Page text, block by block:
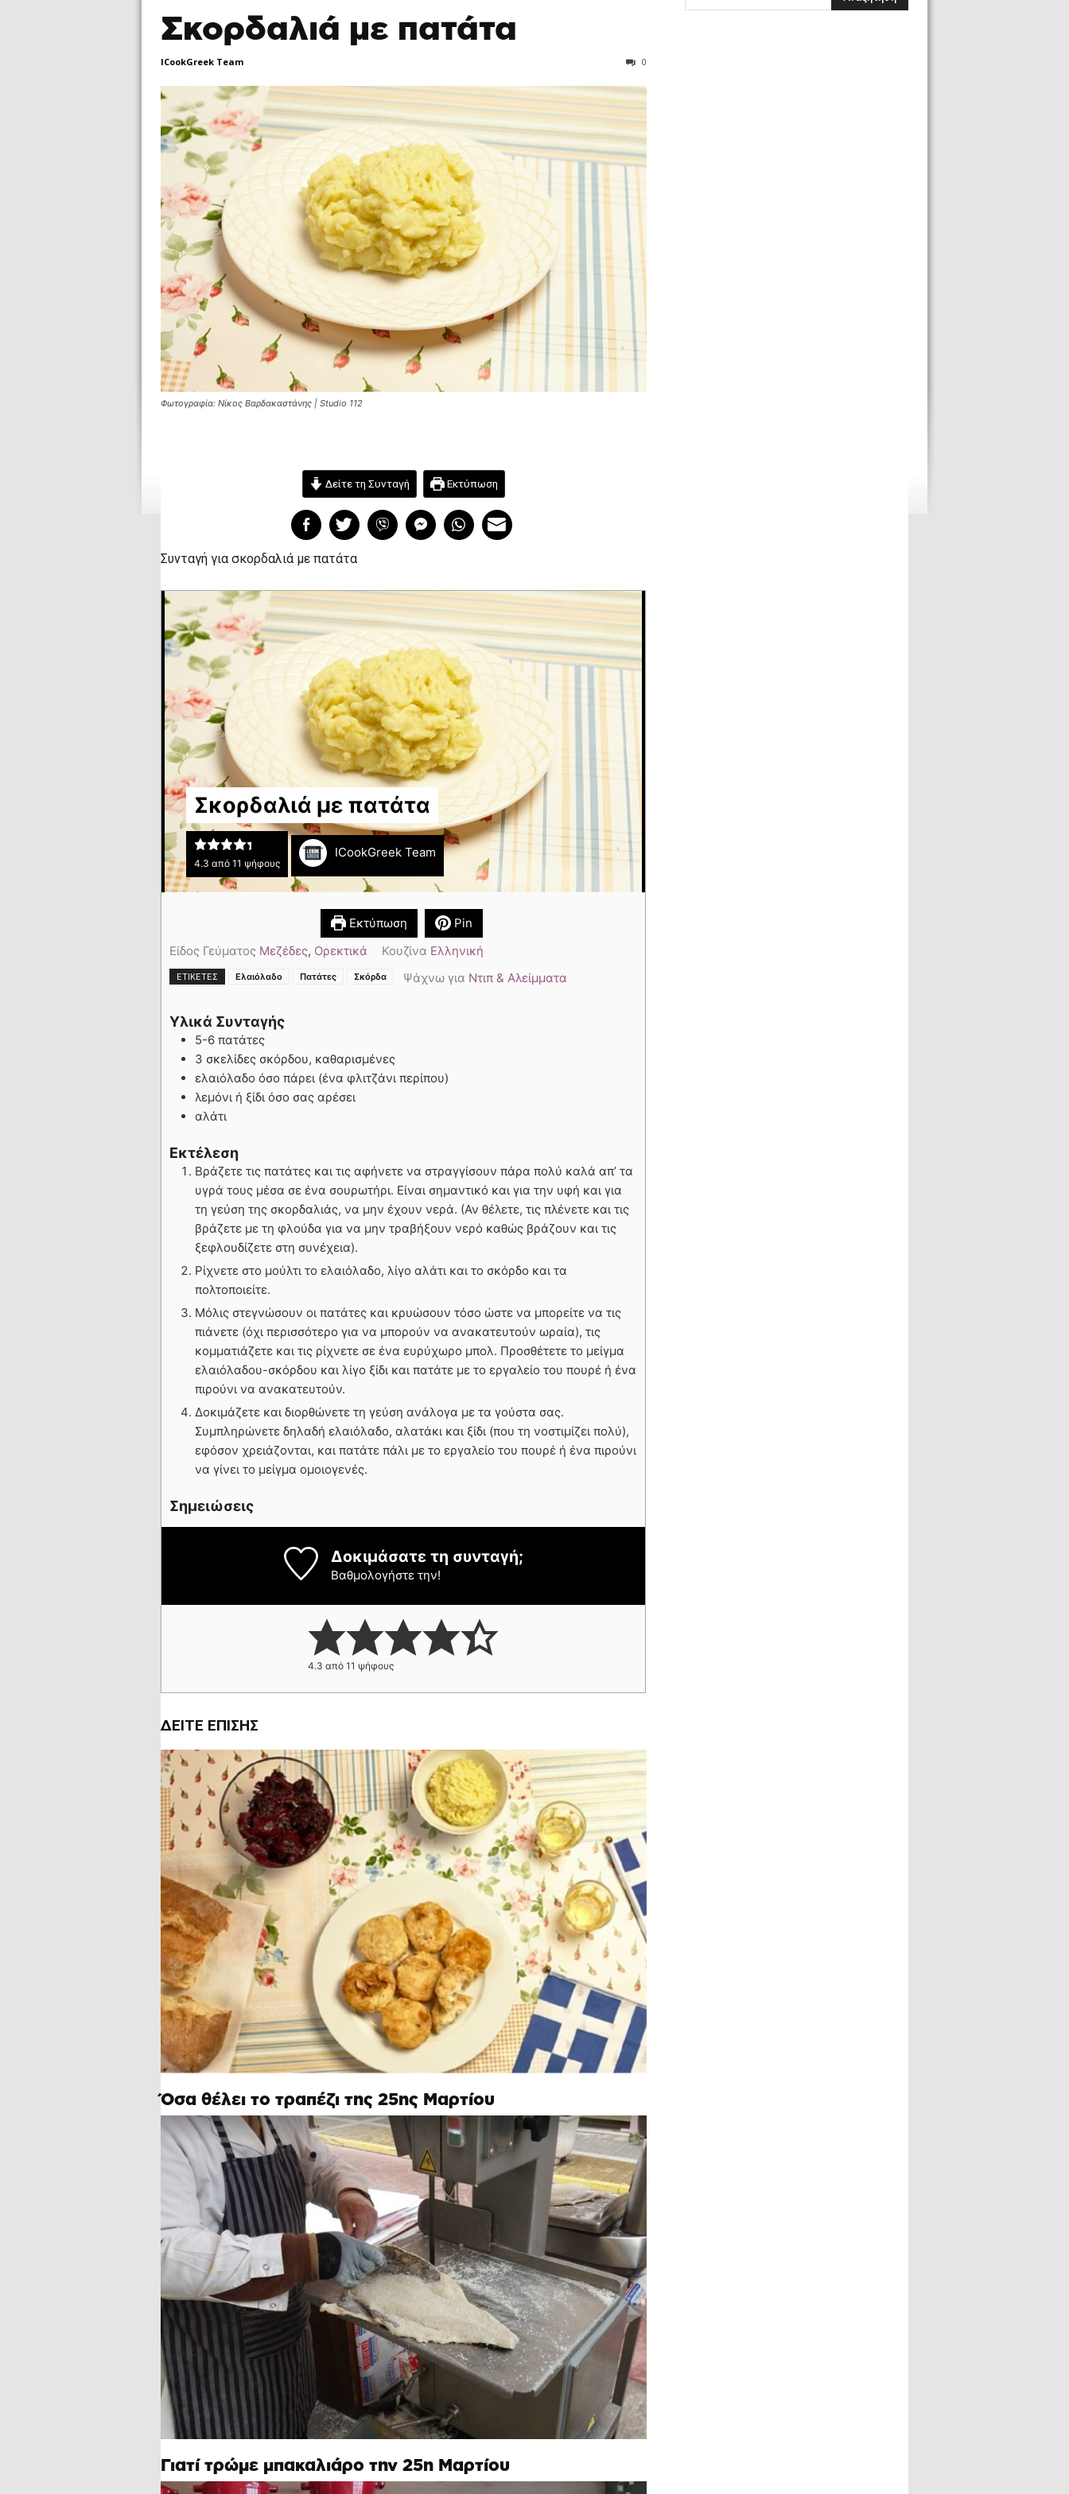
Σκορδαλιά με πατάτα
ICookGreek Team 0
Φωτογραφία: Νίκος Βαρδακαστάνης | Studio 112
Δείτε τη Συνταγή Εκτύπωση
Συνταγή για σκορδαλιά με πατάτα
Σκορδαλιά με πατάτα
4.3 από 11 ψήφους
ICookGreek Team
Εκτύπωση
Pin
Είδος Γεύματος Μεζέδες, Ορεκτικά Κουζίνα Ελληνική
ΕΤΙΚΈΤΕΣ Ελαιόλαδο Πατάτες Σκόρδα Ψάχνω για Ντιπ & Αλείμματα
Υλικά Συνταγής
5-6 πατάτες
3 σκελίδες σκόρδου, καθαρισμένες
ελαιόλαδο όσο πάρει (ένα φλιτζάνι περίπου)
λεμόνι ή ξίδι όσο σας αρέσει
αλάτι
Εκτέλεση
Βράζετε τις πατάτες και τις αφήνετε να στραγγίσουν πάρα πολύ καλά απ’ τα
υγρά τους μέσα σε ένα σουρωτήρι. Είναι σημαντικό και για την υφή και για
τη γεύση της σκορδαλιάς, να μην έχουν νερά. (Αν θέλετε, τις πλένετε και τις
βράζετε με τη φλούδα για να μην τραβήξουν νερό καθώς βράζουν και τις
ξεφλουδίζετε στη συνέχεια).
Ρίχνετε στο μούλτι το ελαιόλαδο, λίγο αλάτι και το σκόρδο και τα
πολτοποιείτε.
Μόλις στεγνώσουν οι πατάτες και κρυώσουν τόσο ώστε να μπορείτε να τις
πιάνετε (όχι περισσότερο για να μπορούν να ανακατευτούν ωραία), τις
κομματιάζετε και τις ρίχνετε σε ένα ευρύχωρο μπολ. Προσθέτετε το μείγμα
ελαιόλαδου-σκόρδου και λίγο ξίδι και πατάτε με το εργαλείο του πουρέ ή ένα
πιρούνι να ανακατευτούν.
Δοκιμάζετε και διορθώνετε τη γεύση ανάλογα με τα γούστα σας.
Συμπληρώνετε δηλαδή ελαιόλαδο, αλατάκι και ξίδι (που τη νοστιμίζει πολύ),
εφόσον χρειάζονται, και πατάτε πάλι με το εργαλείο του πουρέ ή ένα πιρούνι
να γίνει το μείγμα ομοιογενές.
Σημειώσεις
Δοκιμάσατε τη συνταγή;
Βαθμολογήστε την!
4.3 από11 ψήφους
ΔΕΊΤΕ ΕΠΊΣΗΣ
Όσα θέλει το τραπέζι της 25ης Μαρτίου
Γιατί τρώμε μπακαλιάρο την 25η Μαρτίου